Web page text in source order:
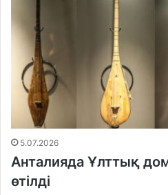
5.07.2026
Анталияда Ұлттық
өтілді